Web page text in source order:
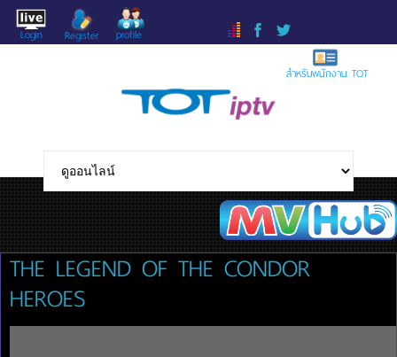
Login Register profile
สำหรับพนักงาน TOT
THE LEGEND OF THE CONDOR
HEROES